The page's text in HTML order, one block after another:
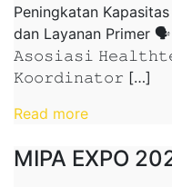
Peningkatan
dan Layanan Primer 🗣
𝙰𝚜𝚘𝚜𝚒𝚊𝚜𝚒
𝙺𝚘𝚘𝚛𝚍𝚒𝚗𝚊𝚝𝚘𝚛 […]
Read more
MIPA EXPO